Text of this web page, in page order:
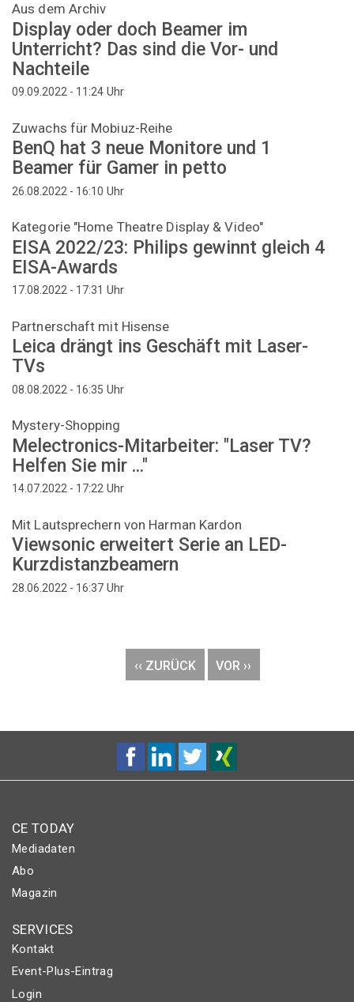
Aus dem Archiv
Display oder doch Beamer im
Unterricht? Das sind die Vor- und
Nachteile
09.09.2022 - 11:24 Uhr
Zuwachs für Mobiuz-Reihe
BenQ hat 3 neue Monitore und 1
Beamer für Gamer in petto
26.08.2022 - 16:10 Uhr
Kategorie "Home Theatre Display & Video"
EISA 2022/23: Philips gewinnt gleich 4
EISA-Awards
17.08.2022 - 17:31 Uhr
Partnerschaft mit Hisense
Leica drängt ins Geschäft mit Laser-
TVs
08.08.2022 - 16:35 Uhr
Mystery-Shopping
Melectronics-Mitarbeiter: "Laser TV?
Helfen Sie mir ..."
14.07.2022 - 17:22 Uhr
Mit Lautsprechern von Harman Kardon
Viewsonic erweitert Serie an LED-
Kurzdistanzbeamern
28.06.2022 - 16:37 Uhr
VORHERIGE
SEITE
‹‹ ZURÜCK
NÄCHSTE
SEITE
VOR ››
CE TODAY
Mediadaten
Abo
Magazin
SERVICES
Kontakt
Event-Plus-Eintrag
Login